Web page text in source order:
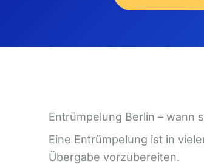
Entrümpelung Berlin – wann
Eine Entrümpelung ist in
Übergabe vorzubereiten.